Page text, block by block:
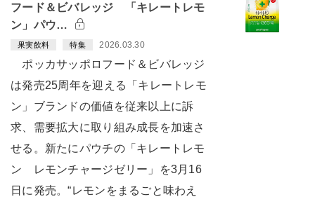
フード＆ビバレッジ 「キレートレモ
ン」パウ…
果実飲料 特集 2026.03.30
ポッカサッポロフード＆ビバレッジ
は発売25周年を迎える「キレートレモ
ン」ブランドの価値を従来以上に訴
求、需要拡大に取り組み成長を加速さ
せる。新たにパウチの「キレートレモ
ン レモンチャージゼリー」を3月16
日に発売。“レモンをまるごと味わえ